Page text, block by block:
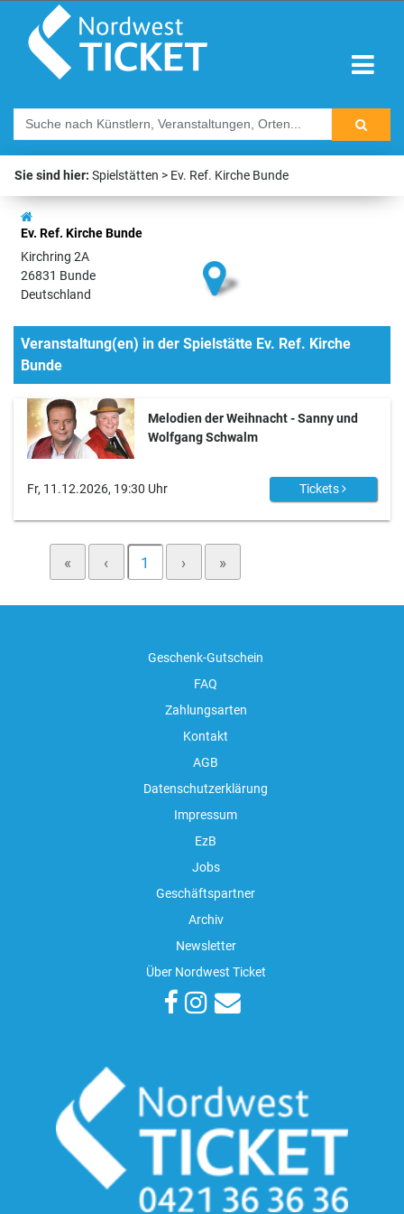
Sie sind hier: Spielstätten Ev. Ref. Kirche Bunde
Ev. Ref. Kirche Bunde
Kirchring 2A
26831 Bunde
Deutschland
Veranstaltung(en) in der Spielstätte Ev. Ref. Kirche
Bunde
Melodien der Weihnacht - Sanny und
Wolfgang Schwalm
Fr, 11.12.2026, 19:30 Uhr Tickets
« ‹ 1 › »
Geschenk-Gutschein
FAQ
Zahlungsarten
Kontakt
AGB
Datenschutzerklärung
Impressum
EzB
Jobs
Geschäftspartner
Archiv
Newsletter
Über Nordwest Ticket